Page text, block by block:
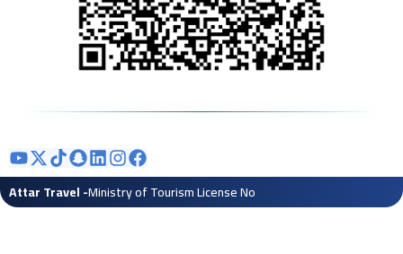
- Attar TravelMinistry of Tourism License No